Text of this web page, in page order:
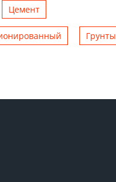
Цемент
Грунты